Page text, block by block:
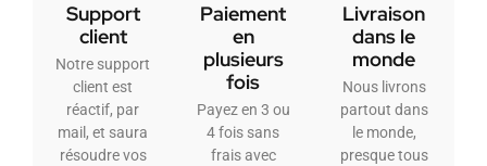
Support
client
Notre support
client est
réactif, par
mail, et saura
résoudre vos
Paiement
en
plusieurs
fois
Payez en 3 ou
4 fois sans
frais avec
Livraison
dans le
monde
Nous livrons
partout dans
le monde,
presque tous